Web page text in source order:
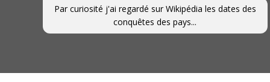
Par curiosité j'ai regardé sur Wikipédia les dates des
conquêtes des pays...